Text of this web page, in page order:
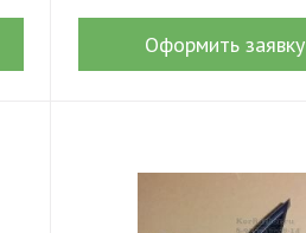
Оформить заявку